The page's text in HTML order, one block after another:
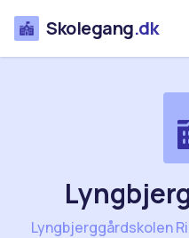
Skolegang.dk
Lyngbjerggårdskolen